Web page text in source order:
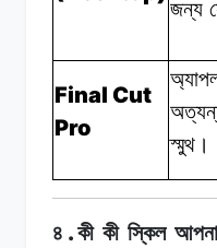
জন্য
Final Cut
Pro
স্মুথ।
৪ .কী কী স্কিল